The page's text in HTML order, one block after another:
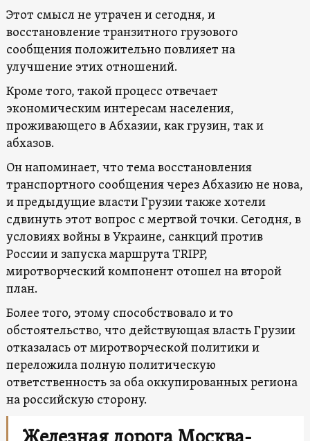
Этот смысл не утрачен и сегодня, и
восстановление транзитного грузового
сообщения положительно повлияет на
улучшение этих отношений.
Кроме того, такой процесс отвечает
экономическим интересам населения,
проживающего в Абхазии, как грузин, так и
абхазов.
Он напоминает, что тема восстановления
транспортного сообщения через Абхазию не нова,
и предыдущие власти Грузии также хотели
сдвинуть этот вопрос с мертвой точки. Сегодня, в
условиях войны в Украине, санкций против
России и запуска маршрута TRIPP,
миротворческий компонент отошел на второй
план.
Более того, этому способствовало и то
обстоятельство, что действующая власть Грузии
отказалась от миротворческой политики и
переложила полную политическую
ответственность за оба оккупированных региона
на российскую сторону.